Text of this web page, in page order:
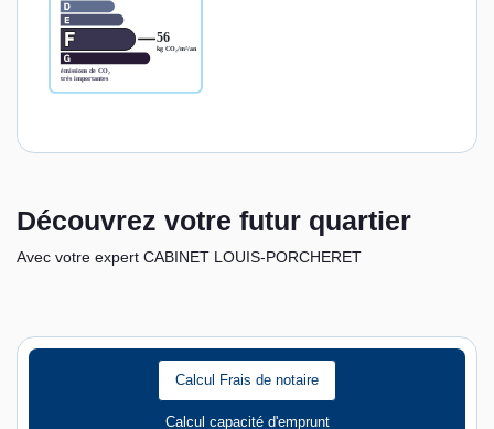
Découvrez votre futur quartier
Avec votre expert CABINET LOUIS-PORCHERET
Calcul Frais de notaire
Calcul capacité d'emprunt